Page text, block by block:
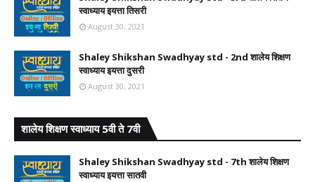
स्वाध्याय इयत्ता तिसरी
August 30, 2021
Shaley Shikshan Swadhyay std - 2nd शालेय शिक्षण
स्वाध्याय इयत्ता दुसरी
August 30, 2021
शालेय शिक्षण स्वाध्याय 5वी ते 7वी
Shaley Shikshan Swadhyay std - 7th शालेय शिक्षण
स्वाध्याय इयत्ता सातवी